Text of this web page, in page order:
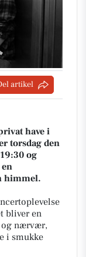
artikel
have i
torsdag den
og
himmel.
bliver en
og nærvær,
i smukke